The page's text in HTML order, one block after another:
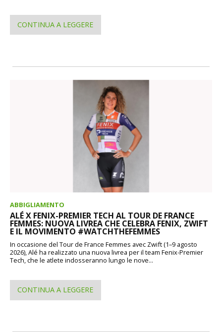
CONTINUA A LEGGERE
ABBIGLIAMENTO
ALÉ X FENIX-PREMIER TECH AL TOUR DE FRANCE
FEMMES: NUOVA LIVREA CHE CELEBRA FENIX, ZWIFT
E IL MOVIMENTO #WATCHTHEFEMMES
In occasione del Tour de France Femmes avec Zwift (1–9 agosto
2026), Alé ha realizzato una nuova livrea per il team Fenix-Premier
Tech, che le atlete indosseranno lungo le nove...
CONTINUA A LEGGERE